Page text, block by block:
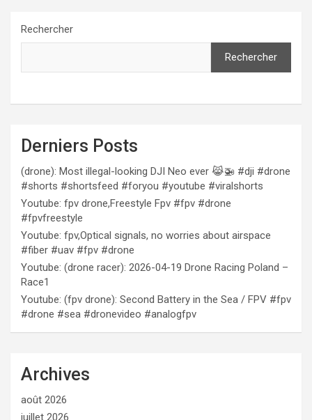
Rechercher
Rechercher
Derniers Posts
(drone): Most illegal-looking DJI Neo ever 😹🚁 #dji #drone
#shorts #shortsfeed #foryou #youtube #viralshorts
Youtube: fpv drone,Freestyle Fpv #fpv #drone
#fpvfreestyle
Youtube: fpv,Optical signals, no worries about airspace
#fiber #uav #fpv #drone
Youtube: (drone racer): 2026-04-19 Drone Racing Poland –
Race1
Youtube: (fpv drone): Second Battery in the Sea / FPV #fpv
#drone #sea #dronevideo #analogfpv
Archives
août 2026